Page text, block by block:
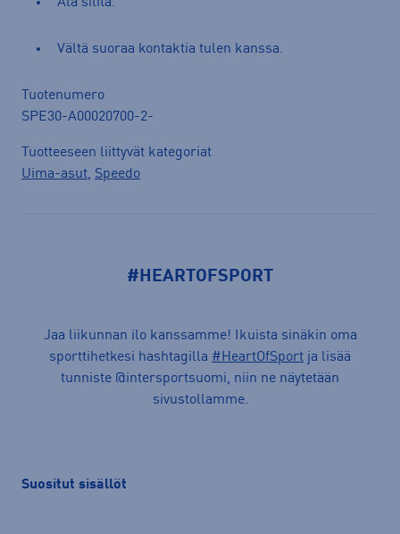
Vältä suoraa kontaktia tulen kanssa.
Tuotenumero
SPE30-A00020700-2-
Tuotteeseen liittyvät kategoriat
Uima-asut, Speedo
#HEARTOFSPORT
Jaa liikunnan ilo kanssamme! Ikuista sinäkin oma
sporttihetkesi hashtagilla #HeartOfSport ja lisää
tunniste @intersportsuomi, niin ne näytetään
sivustollamme.
Suositut sisällöt